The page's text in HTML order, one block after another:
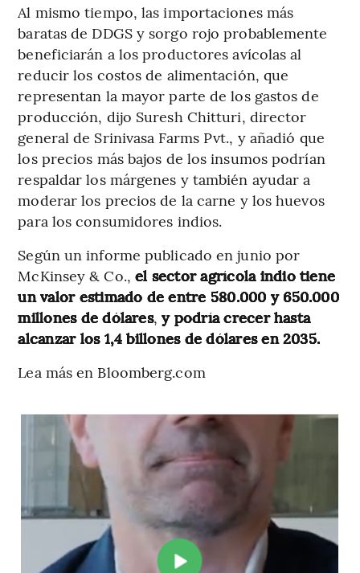
Al mismo tiempo, las importaciones más
baratas de DDGS y sorgo rojo probablemente
beneficiarán a los productores avícolas al
reducir los costos de alimentación, que
representan la mayor parte de los gastos de
producción, dijo Suresh Chitturi, director
general de Srinivasa Farms Pvt., y añadió que
los precios más bajos de los insumos podrían
respaldar los márgenes y también ayudar a
moderar los precios de la carne y los huevos
para los consumidores indios.
Según un informe publicado en junio por
McKinsey & Co., el sector agrícola indio tiene
un valor estimado de entre 580.000 y 650.000
millones de dólares,y podría crecer hasta
alcanzar los 1,4 billones de dólares en 2035.
Lea más en Bloomberg.com